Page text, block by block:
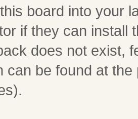
board into your
if they can install
does not exist,
can be found at